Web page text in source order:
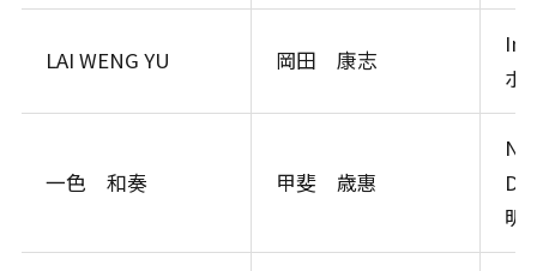
LAI WENG YU 岡田 康志
In
ボ
一色 和奏 甲斐 歳惠
明)